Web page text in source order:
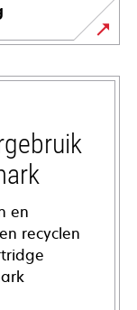
en
recyclen